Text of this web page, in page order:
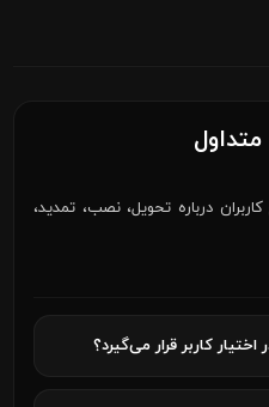
درباره تحویل، نصب، تمدید،
کاربر قرار می‌گیرد؟